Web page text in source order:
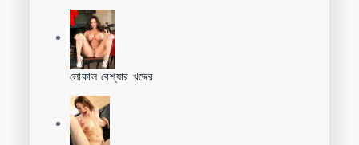
লোকাল বেশ্যার খদ্দের